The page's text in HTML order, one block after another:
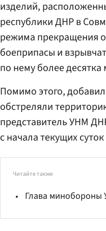
изделий,
республики ДНР в
режима прекращения
боеприпасы и
по нему более десятка
Помимо этого,
обстреляли
представитель УНМ
с начала текущих
Читайте также
Глава минобороны